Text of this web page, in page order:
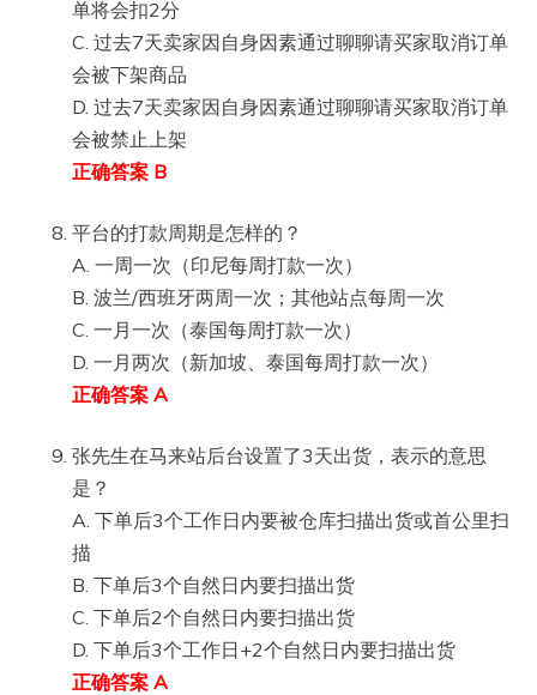
单将会扣2分
C. 过去7天卖家因自身因素通过聊聊请买家取消订单
会被下架商品
D. 过去7天卖家因自身因素通过聊聊请买家取消订单
会被禁止上架
正确答案 B
平台的打款周期是怎样的？
A. 一周一次（印尼每周打款一次）
B. 波兰/西班牙两周一次；其他站点每周一次
C. 一月一次（泰国每周打款一次）
D. 一月两次（新加坡、泰国每周打款一次）
正确答案 A
张先生在马来站后台设置了3天出货，表示的意思
是？
A. 下单后3个工作日内要被仓库扫描出货或首公里扫
描
B. 下单后3个自然日内要扫描出货
C. 下单后2个自然日内要扫描出货
D. 下单后3个工作日+2个自然日内要扫描出货
正确答案 A